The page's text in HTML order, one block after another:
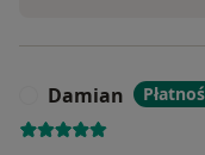
Damian